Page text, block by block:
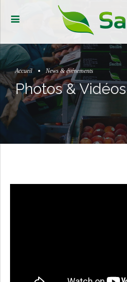
Accueil News & événements
Photos & Vidéos